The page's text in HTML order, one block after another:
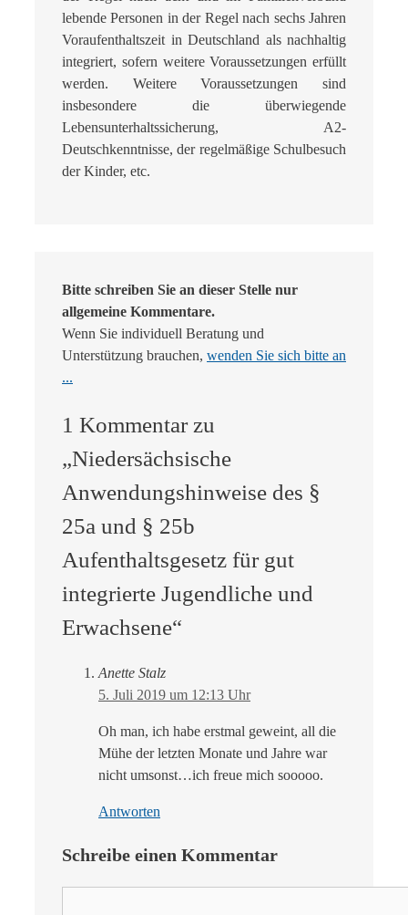
lebende Personen in der Regel nach sechs Jahren
Voraufenthaltszeit in Deutschland als nachhaltig
integriert, sofern weitere Voraussetzungen erfüllt
werden. Weitere Voraussetzungen sind
insbesondere die überwiegende
Lebensunterhaltssicherung, A2-
Deutschkenntnisse, der regelmäßige Schulbesuch
der Kinder, etc.
Bitte schreiben Sie an dieser Stelle nur
allgemeine Kommentare.
Wenn Sie individuell Beratung und
Unterstützung brauchen, wenden Sie sich bitte an
...
1 Kommentar zu
„Niedersächsische
Anwendungshinweise des §
25a und § 25b
Aufenthaltsgesetz für gut
integrierte Jugendliche und
Erwachsene“
Anette Stalz
5. Juli 2019 um 12:13 Uhr
Oh man, ich habe erstmal geweint, all die
Mühe der letzten Monate und Jahre war
nicht umsonst…ich freue mich sooooo.
Antworten
Schreibe einen Kommentar